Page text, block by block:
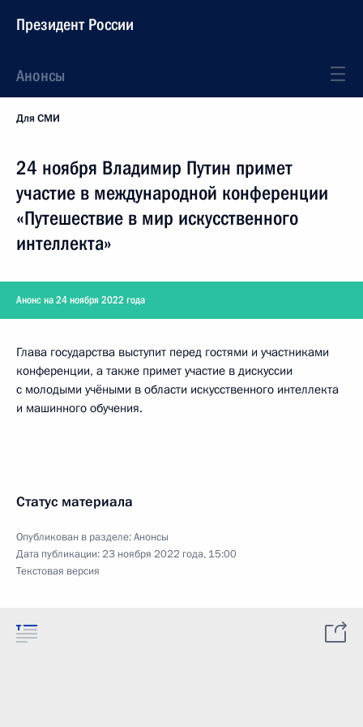
Президент России
Анонсы
Для СМИ
24 ноября Владимир Путин примет
участие в международной конференции
«Путешествие в мир искусственного
интеллекта»
Анонс на 24 ноября 2022 года
Глава государства выступит перед гостями и участниками
конференции, а также примет участие в дискуссии
с молодыми учёными в области искусственного интеллекта
и машинного обучения.
Статус материала
Опубликован в разделе:Анонсы
Дата публикации:23 ноября 2022 года, 15:00
Текстовая версия